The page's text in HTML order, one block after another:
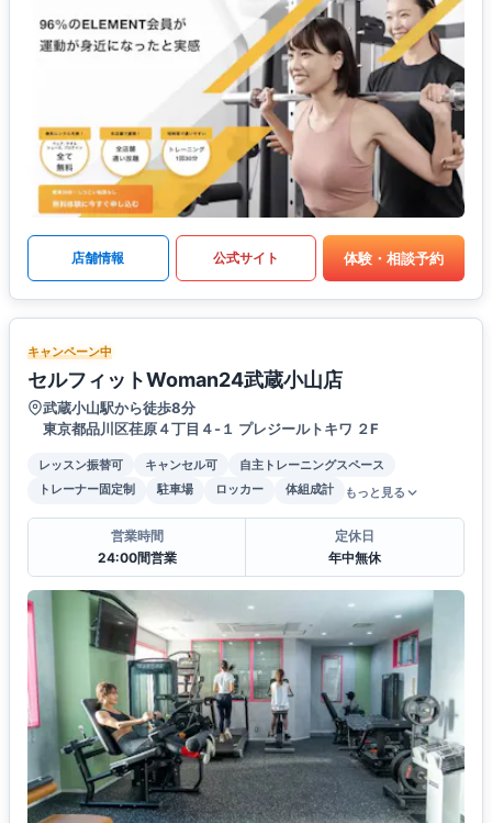
店舗情報 公式サイト 体験・相談予約
キャンペーン中
セルフィットWoman24武蔵小山店
武蔵小山駅から徒歩8分
東京都品川区荏原４丁目４-１ プレジールトキワ ２F
レッスン振替可 キャンセル可
自主トレーニングスペース
トレーナー固定制
駐車場 ロッカー 体組成計 もっと見る
営業時間
24:00間営業
定休日
年中無休